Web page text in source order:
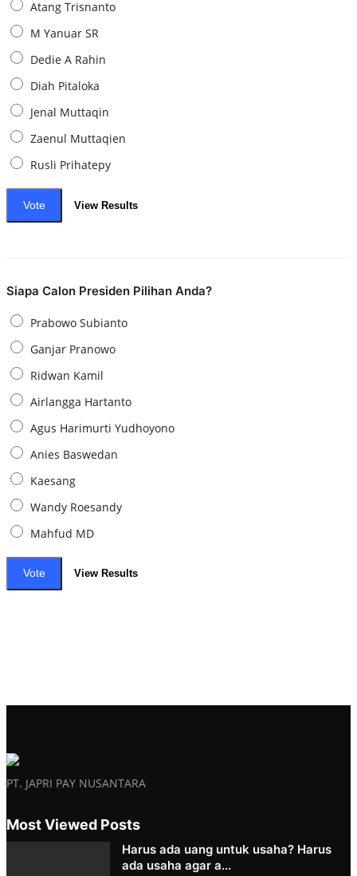
Atang Trisnanto
M Yanuar SR
Dedie A Rahin
Diah Pitaloka
Jenal Muttaqin
Zaenul Muttaqien
Rusli Prihatepy
Vote View Results
Siapa Calon Presiden Pilihan Anda?
Prabowo Subianto
Ganjar Pranowo
Ridwan Kamil
Airlangga Hartanto
Agus Harimurti Yudhoyono
Anies Baswedan
Kaesang
Wandy Roesandy
Mahfud MD
Vote View Results
PT. JAPRI PAY NUSANTARA
Most Viewed Posts
Harus ada uang untuk usaha? Harus
ada usaha agar a...